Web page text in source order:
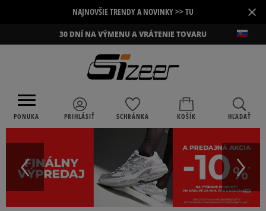
NAJNOVŠIE TRENDY A NOVINKY >> TU ×
30 DNÍ NA VÝMENU A VRÁTENIE TOVARU
PONUKA PRIHLÁSIŤ SCHRÁNKA KOŠÍK HĽADAŤ